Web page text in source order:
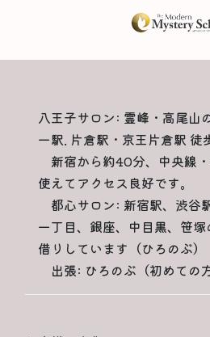
八王子サロン: 霊峰・高尾山
一駅. 片倉駅・京王片倉駅 徒
新宿から約40分、中央線
使えてアクセス良好です。
都心サロン: 新宿駅、渋谷
一丁目、銀座、中目黒、笹
借りしています（ひろのぶ）
出張: ひろのぶ（初めての